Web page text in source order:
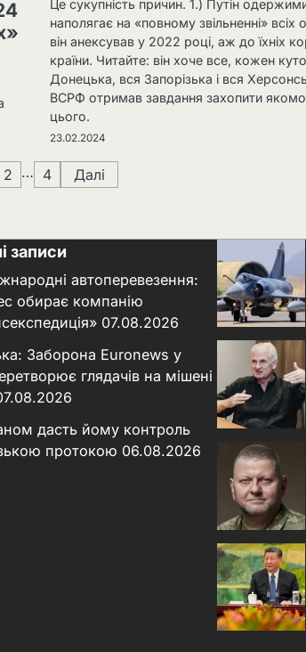
Це сукупність причин. 1.) Путін
наполягає на «повному звільненні» всіх
він анексував у 2022 році, аж до їхніх
країни. Читайте: він хоче все, кожен
Донецька, вся Запорізька і вся
ВСРФ отримав завдання захопити
цього.
23.02.2024
2 … 4 Далі
записи
автоперевезення:
обирає компанію
07.08.2026
Заборона Euronews у
глядачів на мішені
дасть йому контроль
протокою 06.08.2026